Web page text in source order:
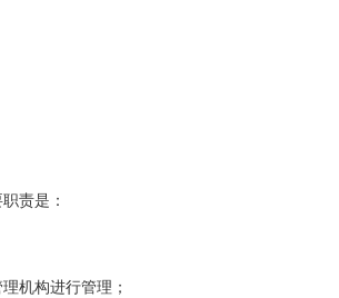
责是：
机构进行管理；